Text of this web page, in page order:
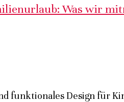
Was wir
funktionales Design für